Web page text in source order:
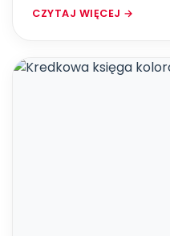
CZYTAJ WIĘCEJ →